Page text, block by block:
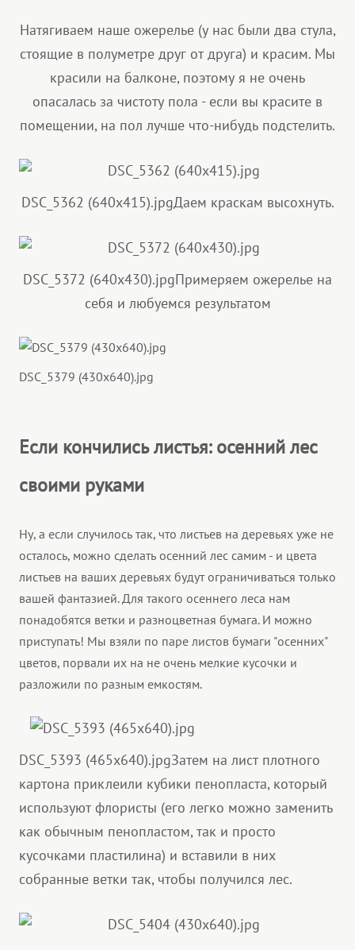
Натягиваем наше ожерелье (у нас были два стула,
стоящие в полуметре друг от друга) и красим. Мы
красили на балконе, поэтому я не очень
опасалась за чистоту пола - если вы красите в
помещении, на пол лучше что-нибудь подстелить.
DSC_5362 (640x415).jpgДаем краскам высохнуть.
DSC_5372 (640x430).jpgПримеряем ожерелье на
себя и любуемся результатом
DSC_5379 (430x640).jpg
Если кончились листья: осенний лес
своими руками
Ну, а если случилось так, что листьев на деревьях уже не
осталось, можно сделать осенний лес самим - и цвета
листьев на ваших деревьях будут ограничиваться только
вашей фантазией. Для такого осеннего леса нам
понадобятся ветки и разноцветная бумага. И можно
приступать! Мы взяли по паре листов бумаги "осенних"
цветов, порвали их на не очень мелкие кусочки и
разложили по разным емкостям.
DSC_5393 (465x640).jpgЗатем на лист плотного
картона приклеили кубики пенопласта, который
используют флористы (его легко можно заменить
как обычным пенопластом, так и просто
кусочками пластилина) и вставили в них
собранные ветки так, чтобы получился лес.